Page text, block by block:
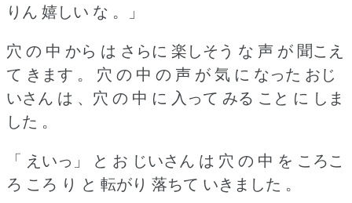
りん 嬉しい な 。」
穴 の 中 から は さらに 楽しそう な 声 が 聞こえ
て きます 。
穴 の 中 の 声 が 気 に なった おじ
いさん は 、穴 の 中 に 入って みる こと に しま
した 。
「 えいっ」 と お じいさん は 穴 の 中 を ころこ
ろ ころ り と 転がり 落ちて いきました 。